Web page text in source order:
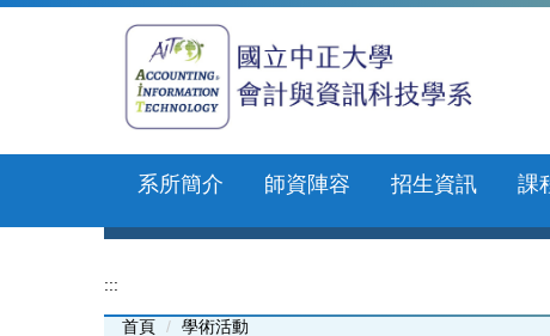
系所簡介 師資陣容 招生資訊 課
:::
首頁 學術活動